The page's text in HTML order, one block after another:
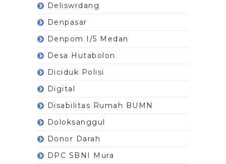
Deliswrdang
Denpasar
Denpom I/5 Medan
Desa Hutabolon
Diciduk Polisi
Digital
Disabilitas Rumah BUMN
Doloksanggul
Donor Darah
DPC SBNI Mura